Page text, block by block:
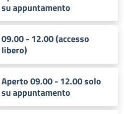
su appuntamento
09.00 - 12.00 (accesso
libero)
Aperto 09.00 - 12.00 solo
su appuntamento